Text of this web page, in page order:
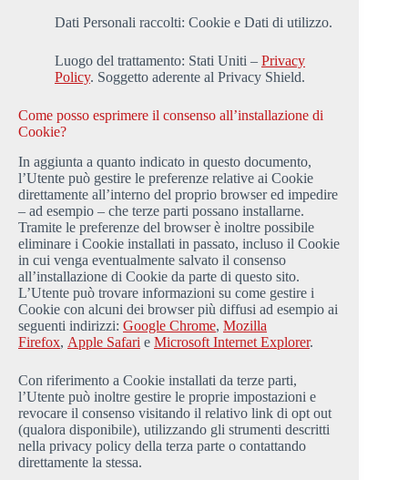
Dati Personali raccolti: Cookie e Dati di utilizzo.
Luogo del trattamento: Stati Uniti – Privacy
Policy. Soggetto aderente al Privacy Shield.
Come posso esprimere il consenso all’installazione di
Cookie?
In aggiunta a quanto indicato in questo documento,
l’Utente può gestire le preferenze relative ai Cookie
direttamente all’interno del proprio browser ed impedire
– ad esempio – che terze parti possano installarne.
Tramite le preferenze del browser è inoltre possibile
eliminare i Cookie installati in passato, incluso il Cookie
in cui venga eventualmente salvato il consenso
all’installazione di Cookie da parte di questo sito.
L’Utente può trovare informazioni su come gestire i
Cookie con alcuni dei browser più diffusi ad esempio ai
seguenti indirizzi: Google Chrome, Mozilla
Firefox, Apple Safari e Microsoft Internet Explorer.
Con riferimento a Cookie installati da terze parti,
l’Utente può inoltre gestire le proprie impostazioni e
revocare il consenso visitando il relativo link di opt out
(qualora disponibile), utilizzando gli strumenti descritti
nella privacy policy della terza parte o contattando
direttamente la stessa.